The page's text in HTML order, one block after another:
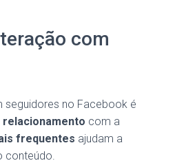
com
seguidores no Facebook é
com a
frequentes ajudam a
conteúdo.